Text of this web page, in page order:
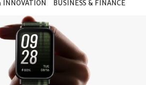
INNOVATION BUSINESS & FINANCE